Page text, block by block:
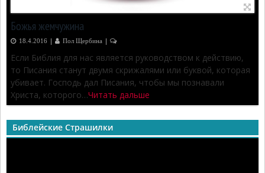
Божья жемчужина
18.4.2016 | Пол Щербина |
Если Библия для нас является руководством к действию,
то Писания станут двумя скрижалями или буквой, которая
убивает. Господь дал Писания, чтобы мы познавали
Христа, которого…Читать дальше
Библейские Страшилки